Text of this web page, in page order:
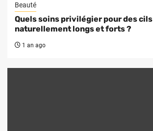
Beauté
Quels soins privilégier pour des cils
naturellement longs et forts ?
1 an ago